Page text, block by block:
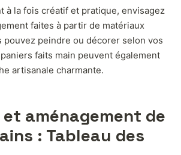
à la fois créatif et pratique, envisagez
faites à partir de matériaux
pouvez peindre ou décorer selon vos
faits main peuvent également
artisanale charmante.
aménagement de
: Tableau des